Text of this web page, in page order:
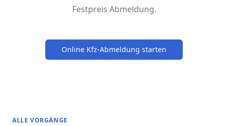
Festpreis Abmeldung.
Online Kfz-Abmeldung starten
ALLE VORGÄNGE